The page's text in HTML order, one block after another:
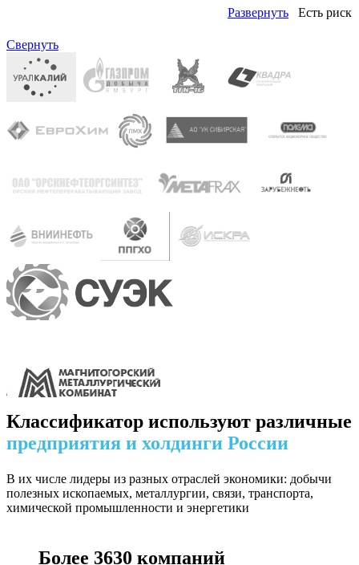
Развернуть Есть риск
Свернуть
Классификатор используют различные
предприятия и холдинги России
В их числе лидеры из разных отраслей экономики: добычи
полезных ископаемых, металлургии, связи, транспорта,
химической промышленности и энергетики
Более 3630 компаний